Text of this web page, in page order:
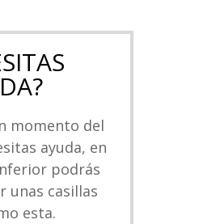
momento del
ayuda, en
podrás
unas casillas
esta.